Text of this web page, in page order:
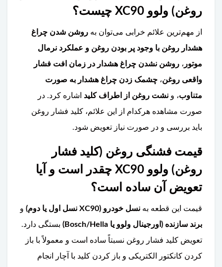
روغن) ولوو XC90 چیست؟
از مهم‌ترین علائم خرابی می‌توان به روشن شدن چراغ
هشدار روغن با وجود پر بودن روغن و عملکرد نرمال
موتور ، روشن نشدن چراغ هشدار در زمان افت فشار
واقعی روغن، چشمک زدن چراغ هشدار به صورت
متناوب، و نشت روغن از اطراف کلید اشاره کرد. در
صورت مشاهده هرکدام از این علائم، کلید فشار روغن
باید بررسی و در صورت نیاز تعویض شود.
قیمت فشنگی روغن (کلید فشار
روغن) ولوو XC90 چقدر است و آیا
تعویض آن ساده است؟
قیمت این قطعه به نسل خودرو (XC90 نسل اول یا دوم)
و
برند سازنده (اورجینال ولوو یا Bosch/Hella)
بستگی دارد.
تعویض کلید فشار روغن نسبتاً ساده است و معمولاً با باز
کردن کانکتور الکتریکی و باز کردن کلید با آچار انجام